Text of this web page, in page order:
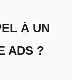
À UN
ADS ?